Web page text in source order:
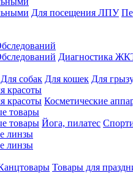
Для посещения ЛПУ
Диагностика
Для собак Для кошек Для
красоты
красоты Косметические
товары
товары Йога, пилатес
линзы
линзы
Товары для